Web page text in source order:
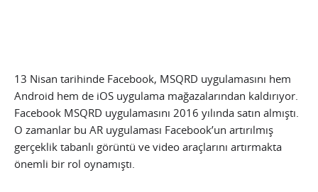
13 Nisan tarihinde Facebook, MSQRD uygulamasını hem
Android hem de iOS uygulama mağazalarından kaldırıyor.
Facebook MSQRD uygulamasını 2016 yılında satın almıştı.
O zamanlar bu AR uygulaması Facebook’un artırılmış
gerçeklik tabanlı görüntü ve video araçlarını artırmakta
önemli bir rol oynamıştı.